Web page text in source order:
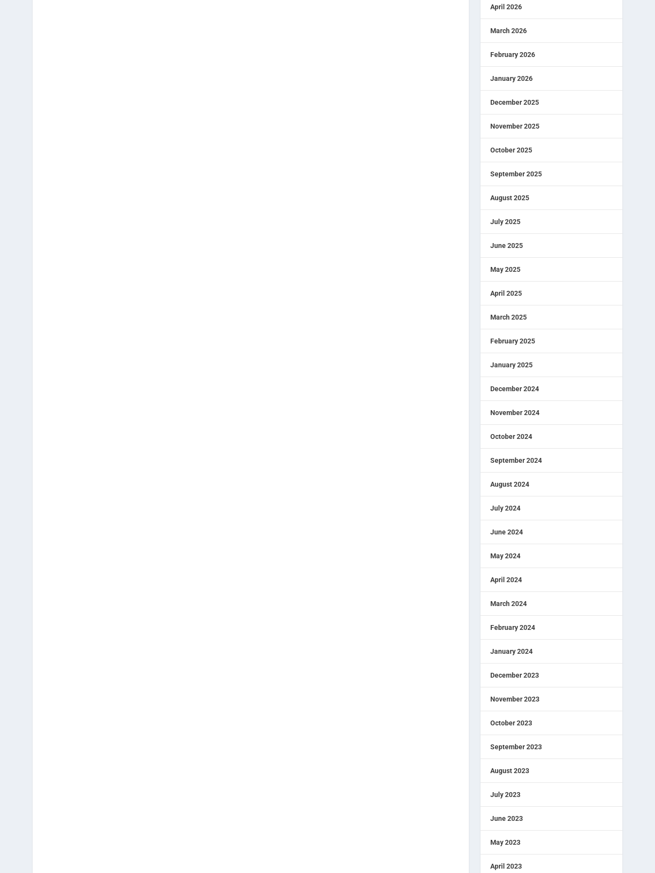
April 2026
March 2026
February 2026
January 2026
December 2025
November 2025
October 2025
September 2025
August 2025
July 2025
June 2025
May 2025
April 2025
March 2025
February 2025
January 2025
December 2024
November 2024
October 2024
September 2024
August 2024
July 2024
June 2024
May 2024
April 2024
March 2024
February 2024
January 2024
December 2023
November 2023
October 2023
September 2023
August 2023
July 2023
June 2023
May 2023
April 2023